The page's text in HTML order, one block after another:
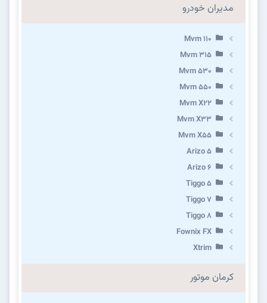
مدیران خودرو
Mvm 110
Mvm 315
Mvm 530
Mvm 550
Mvm X22
Mvm X33
Mvm X55
Arizo 5
Arizo 6
Tiggo 5
Tiggo 7
Tiggo 8
Fownix FX
Xtrim
کرمان موتور